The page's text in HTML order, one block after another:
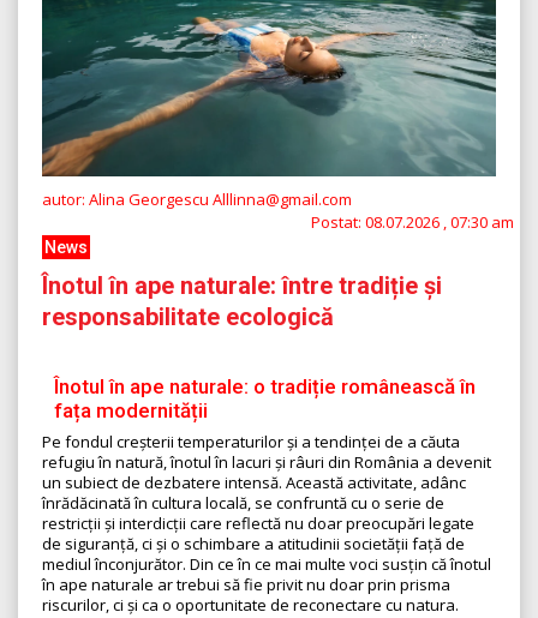
autor: Alina Georgescu Alllinna@gmail.com
Postat: 08.07.2026 , 07:30 am
News
Înotul în ape naturale: între tradiție și
responsabilitate ecologică
Înotul în ape naturale: o tradiție românească în
fața modernității
Pe fondul creșterii temperaturilor și a tendinței de a căuta
refugiu în natură, înotul în lacuri și râuri din România a devenit
un subiect de dezbatere intensă. Această activitate, adânc
înrădăcinată în cultura locală, se confruntă cu o serie de
restricții și interdicții care reflectă nu doar preocupări legate
de siguranță, ci și o schimbare a atitudinii societății față de
mediul înconjurător. Din ce în ce mai multe voci susțin că înotul
în ape naturale ar trebui să fie privit nu doar prin prisma
riscurilor, ci și ca o oportunitate de reconectare cu natura.